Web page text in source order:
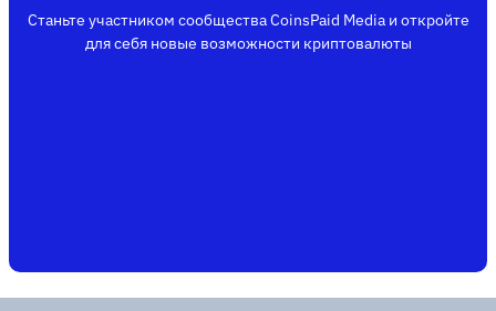
Станьте участником сообщества CoinsPaid Media и откройте
для себя новые возможности криптовалюты